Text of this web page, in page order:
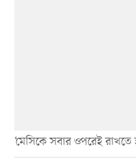
‘মেসিকে সবার ওপরেই রাখতে